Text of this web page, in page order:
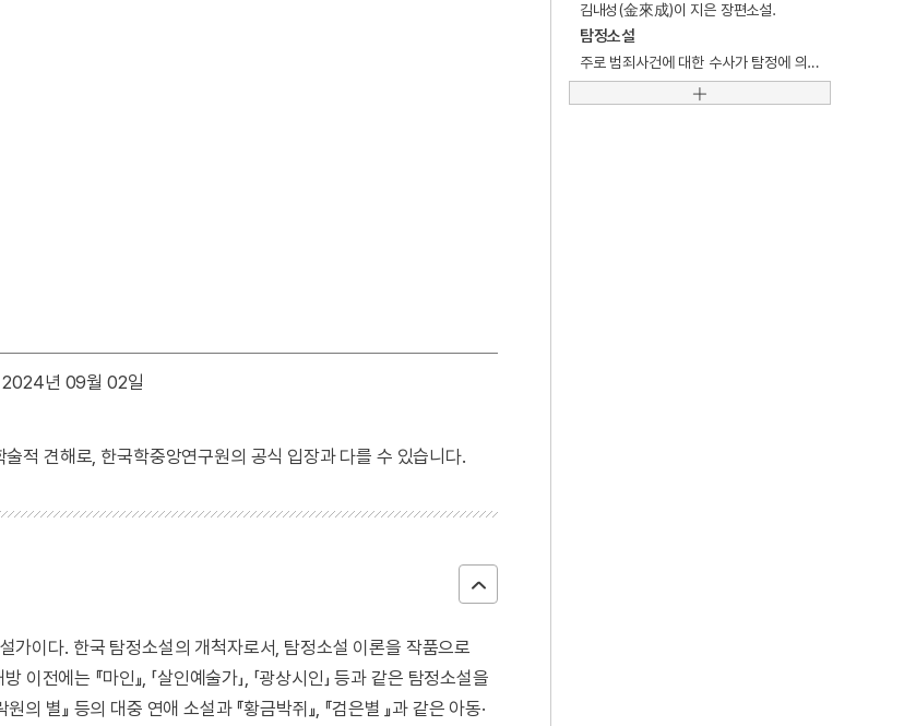
진주 청곡사 목조 지장보살삼존상 및 시왕상 일괄
김내성(金來成)이 지은 장편소설.
탐정소설
주로 범죄사건에 대한 수사가 탐정에 의하여 논리적으로 해결되는 과정을 흥미 있게 그린 소설.
2024년 09월 02일
적 견해로, 한국학중앙연구원의 공식 입장과 다를 수 있습니다.
설가이다. 한국 탐정소설의 개척자로서, 탐정소설 이론을 작품으로
에는 『마인』, 「살인예술가」, 「광상시인」 등과 같은 탐정소설을
의 별』 등의 대중 연애 소설과 『황금박쥐』, 『검은별 』과 같은 아동·